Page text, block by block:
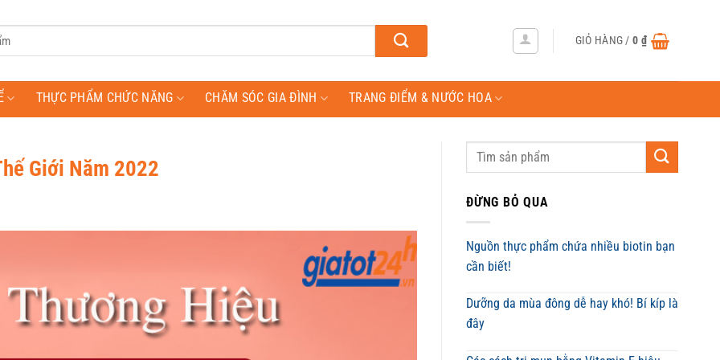
GIỎ HÀNG /0 ₫
THỰC PHẨM CHỨC NĂNG CHĂM SÓC GIA ĐÌNH TRANG ĐIỂM & NƯỚC HOA
Giới Năm 2022
ĐỪNG BỎ QUA
Nguồn thực phẩm chứa nhiều biotin bạn
cần biết!
Dưỡng da mùa đông dễ hay khó! Bí kíp là
đây